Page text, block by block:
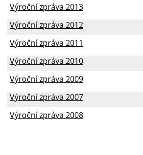
Výroční zpráva 2013
Výroční zpráva 2012
Výroční zpráva 2011
Výroční zpráva 2010
Výroční zpráva 2009
Výroční zpráva 2007
Výroční zpráva 2008